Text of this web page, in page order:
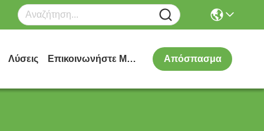
Λύσεις Επικοινωνήστε Μαζί Μας Απόσπασμα